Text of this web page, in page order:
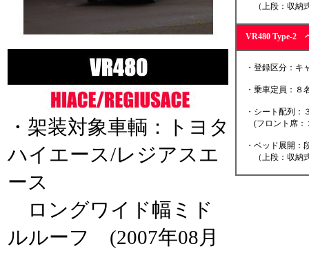
・架装対象車輌：トヨタ
ハイエース/レジアスエ
ース
ロングワイド幅ミド
ルルーフ (2007年08月
（上段：収納式
VR480 Type-2
・登録区分：キ
・乗車定員：８
・シート配列：
(フロント席：２
・ベッド展開：
（上段：収納式